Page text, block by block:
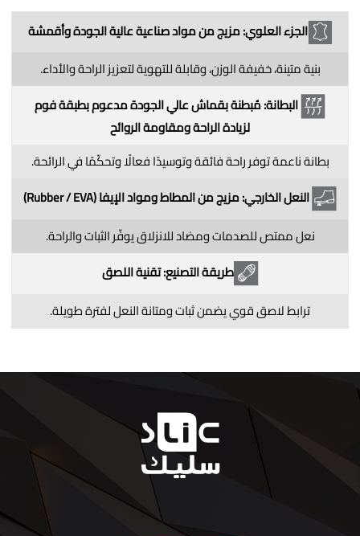
الجزء العلوي: مزيج من مواد صناعية عالية الجودة وأقمشة
بنية متينة، خفيفة الوزن، وقابلة للتهوية لتعزيز الراحة والأداء.
البطانة: مُبطنة بقماش عالي الجودة مدعوم بطبقة فوم
لزيادة الراحة ومقاومة الروائح
بطانة ناعمة توفر راحة فائقة وتوسيدًا فعالًا وتحكّمًا في الرائحة.
النعل الخارجي: مزيج من المطاط ومواد الإيفا (Rubber / EVA)
نعل ممتص للصدمات ومضاد للانزلاق يوفّر الثبات والراحة.
طريقة التصنيع: تقنية اللصق
ترابط لاصق قوي يضمن ثبات ومتانة النعل لفترة طويلة.